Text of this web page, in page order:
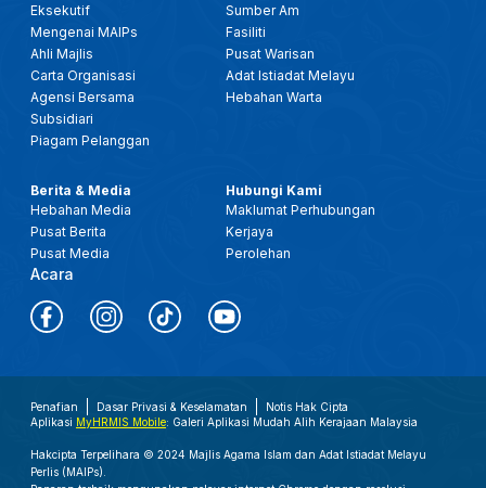
Eksekutif
Mengenai MAIPs
Ahli Majlis
Carta Organisasi
Agensi Bersama
Subsidiari
Piagam Pelanggan
Sumber Am
Fasiliti
Pusat Warisan
Adat Istiadat Melayu
Hebahan Warta
Berita & Media
Hebahan Media
Pusat Berita
Pusat Media
Acara
Hubungi Kami
Maklumat Perhubungan
Kerjaya
Perolehan
Penafian Dasar Privasi & Keselamatan
Notis Hak Cipta
Aplikasi MyHRMIS Mobile: Galeri Aplikasi Mudah Alih Kerajaan Malaysia
Hakcipta Terpelihara © 2024 Majlis Agama Islam dan Adat Istiadat Melayu
Perlis (MAIPs).